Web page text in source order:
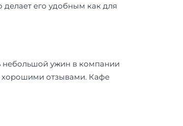
его удобным как для
небольшой ужин в компании
хорошими отзывами. Кафе